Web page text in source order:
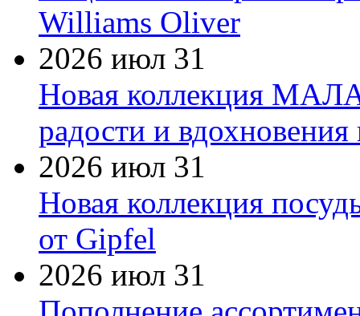
Williams Oliver
2026 июл 31
Новая коллекция
радости и
2026 июл 31
Новая коллекция
от Gipfel
2026 июл 31